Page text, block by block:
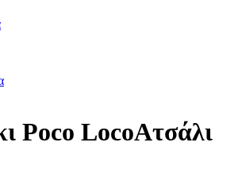
Poco LocoΑτσάλι